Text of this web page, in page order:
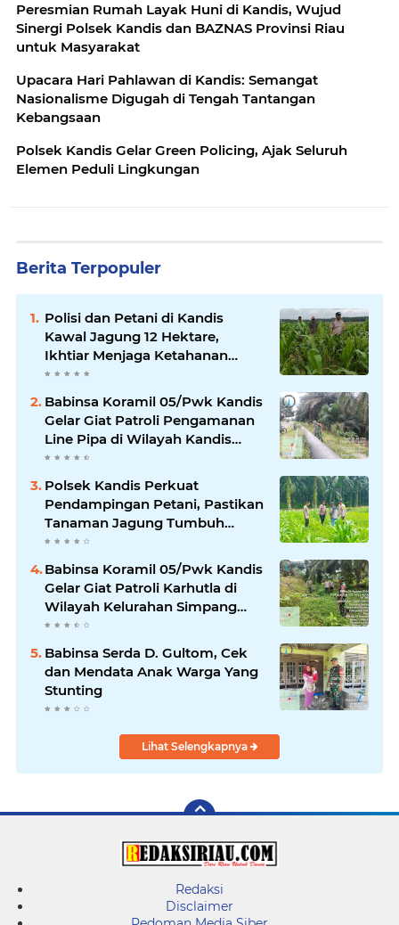
Peresmian Rumah Layak Huni di Kandis, Wujud
Sinergi Polsek Kandis dan BAZNAS Provinsi Riau
untuk Masyarakat
Upacara Hari Pahlawan di Kandis: Semangat
Nasionalisme Digugah di Tengah Tantangan
Kebangsaan
Polsek Kandis Gelar Green Policing, Ajak Seluruh
Elemen Peduli Lingkungan
Berita Terpopuler
Polisi dan Petani di Kandis
Kawal Jagung 12 Hektare,
Ikhtiar Menjaga Ketahanan
Pangan
Babinsa Koramil 05/Pwk Kandis
Gelar Giat Patroli Pengamanan
Line Pipa di Wilayah Kandis
Kandis
Polsek Kandis Perkuat
Pendampingan Petani, Pastikan
Tanaman Jagung Tumbuh
Optimal Dukung Swasembada
Pangan Nasional
Babinsa Koramil 05/Pwk Kandis
Gelar Giat Patroli Karhutla di
Wilayah Kelurahan Simpang
Belutu
Babinsa Serda D. Gultom, Cek
dan Mendata Anak Warga Yang
Stunting
Lihat Selengkapnya
Redaksi
Disclaimer